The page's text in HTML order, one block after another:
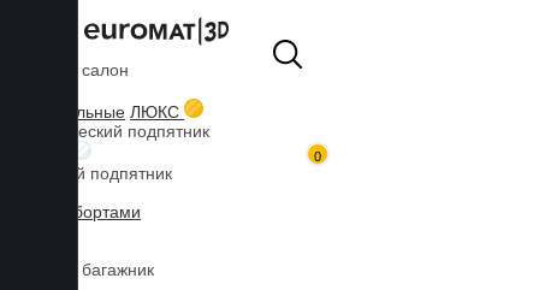
0
Коврики в салон
3D текстильные ЛЮКС
Металлический подпятник
Резиновый подпятник
3D Eva с бортами
Коврики в багажник
Главная Каталог товаров Коврики для TOYOTA